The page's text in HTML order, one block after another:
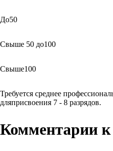
До50
Свыше 50 до100
Свыше100
Требуется среднее
дляприсвоения 7 - 8 разрядов.
Комментарии к